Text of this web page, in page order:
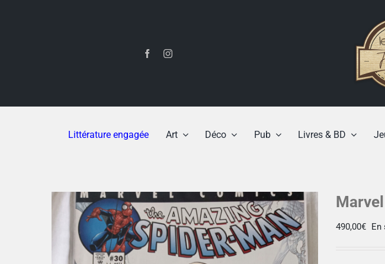
Littérature engagée Art Déco Pub Livres & BD
490,00€ En